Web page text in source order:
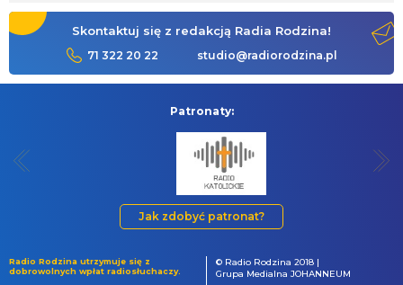
Skontaktuj się z redakcją Radia Rodzina!
71 322 20 22 studio@radiorodzina.pl
Patronaty:
Jak zdobyć patronat?
Radio Rodzina utrzymuje się z
dobrowolnych wpłat radiosłuchaczy.
© Radio Rodzina 2018 |
Grupa Medialna JOHANNEUM